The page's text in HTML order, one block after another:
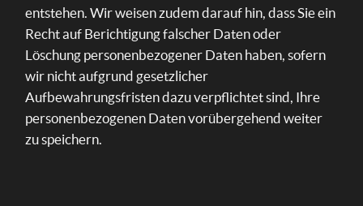
entstehen. Wir weisen zudem darauf hin, dass Sie ein
Recht auf Berichtigung falscher Daten oder
Löschung personenbezogener Daten haben, sofern
wir nicht aufgrund gesetzlicher
Aufbewahrungsfristen dazu verpflichtet sind, Ihre
personenbezogenen Daten vorübergehend weiter
zu speichern.